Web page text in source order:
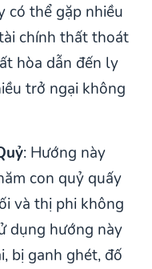
có thể gặp nhiều
chính thất thoát
hòa dẫn đến ly
trở ngại không
: Hướng này
con quỷ quấy
và thị phi không
dụng hướng này
bị ganh ghét, đố